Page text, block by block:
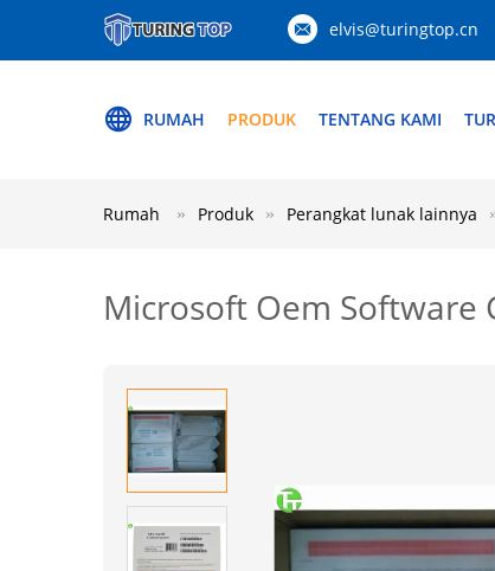
elvis@turingtop.cn
RUMAH PRODUK TENTANG KAMI
Rumah Produk Perangkat lunak lainnya
Microsoft Oem Software